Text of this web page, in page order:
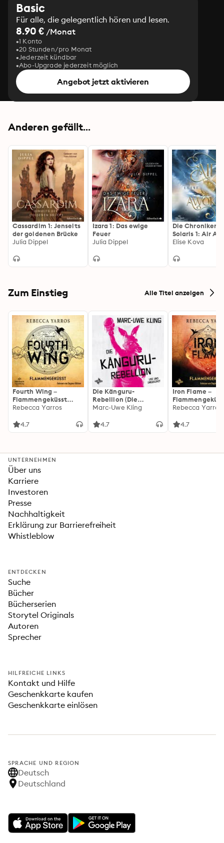
Basic
Für alle, die gelegentlich hören und lesen.
8.90 € /Monat
1 Konto
20 Stunden/pro Monat
Jederzeit kündbar
Abo-Upgrade jederzeit möglich
Angebot jetzt aktivieren
Anderen gefällt...
Cassardim 1: Jenseits
der goldenen Brücke
Julia Dippel
Izara 1: Das ewige
Feuer
Julia Dippel
Die Chroniken
Solaris 1: Air
Elise Kova
Zum Einstieg Alle Titel anzeigen
Fourth Wing –
Flammengeküsst
(Flammengeküsst-
Rebecca Yarros
4.7
Die Känguru-
Rebellion (Die
Känguru-Werke 5)
Marc-Uwe Kling
4.7
Iron Flame –
heißersehnte
Rebecca Yarros
4.7
UNTERNEHMEN
Über uns
Karriere
Investoren
Presse
Nachhaltigkeit
Erklärung zur Barrierefreiheit
Whistleblow
ENTDECKEN
Suche
Bücher
Bücherserien
Storytel Originals
Autoren
Sprecher
HILFREICHE LINKS
Kontakt und Hilfe
Geschenkkarte kaufen
Geschenkkarte einlösen
SPRACHE UND REGION
Deutsch
Deutschland